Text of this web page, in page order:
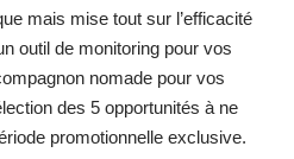
mais mise tout sur l’efficacité
outil de monitoring pour vos
nomade pour vos
des 5 opportunités à ne
promotionnelle exclusive.